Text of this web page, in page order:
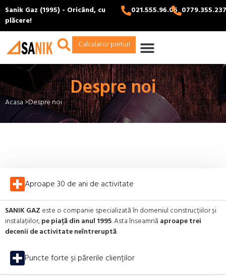
Sanik Gaz (1995) - Oricând, cu
plăcere!
021.555.96.06
Calculator preturi
Despre noi
Acasa >Despre noi
Aproape 30 de ani de activitate
SANIK GAZ este o companie specializată în domeniul construcțiilor și
instalațiilor,pe piață din anul 1995. Asta înseamnă aproape trei
decenii de activitate neîntreruptă.
Puncte forte și părerile clienților